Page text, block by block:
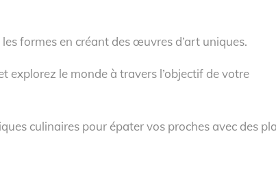
formes en créant des œuvres d’art uniques.
explorez le monde à travers l’objectif de votre
culinaires pour épater vos proches avec des